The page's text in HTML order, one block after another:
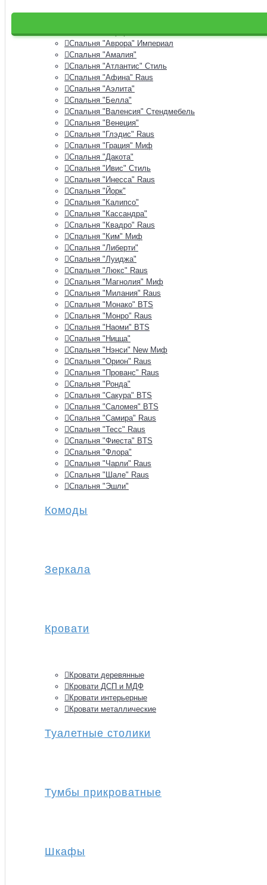
Спальня "Аврора"
Спальня "Аврора" Империал
Спальня "Амалия"
Спальня "Атлантис" Стиль
Спальня "Афина" Raus
Спальня "Аэлита"
Спальня "Белла"
Спальня "Валенсия" Стендмебель
Спальня "Венеция"
Спальня "Глэдис" Raus
Спальня "Грация" Миф
Спальня "Дакота"
Спальня "Ивис" Стиль
Спальня "Инесса" Raus
Спальня "Йорк"
Спальня "Калипсо"
Спальня "Кассандра"
Спальня "Квадро" Raus
Спальня "Ким" Миф
Спальня "Либерти"
Спальня "Луиджа"
Спальня "Люкс" Raus
Спальня "Магнолия" Миф
Спальня "Милания" Raus
Спальня "Монако" BTS
Спальня "Монро" Raus
Спальня "Наоми" BTS
Спальня "Ницца"
Спальня "Нэнси" New Миф
Спальня "Орион" Raus
Спальня "Прованс" Raus
Спальня "Ронда"
Спальня "Сакура" BTS
Спальня "Саломея" BTS
Спальня "Самира" Raus
Спальня "Тесс" Raus
Спальня "Фиеста" BTS
Спальня "Флора"
Спальня "Чарли" Raus
Спальня "Шале" Raus
Спальня "Эшли"
Комоды
Зеркала
Кровати
Кровати деревянные
Кровати ДСП и МДФ
Кровати интерьерные
Кровати металлические
Туалетные столики
Тумбы прикроватные
Шкафы